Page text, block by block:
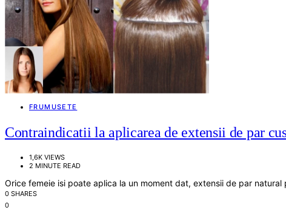
FRUMUSETE
Contraindicatii la aplicarea de extensii de par
1,6K VIEWS
2 MINUTE READ
Orice femeie isi poate aplica la un moment dat, extensii de par
0 SHARES
0